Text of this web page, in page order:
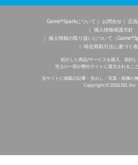
Game*Sparkについて お問合せ 広
個人情報保護方針
個人情報の取り扱いについて（
特定商取引法に基づく
紹介した商品/サービスを購入、契約し
売上の一部が弊社サイトに還元されること
当サイトに掲載の記事・見出し・写真・画像の
Copyright © 2026 IID, Inc.